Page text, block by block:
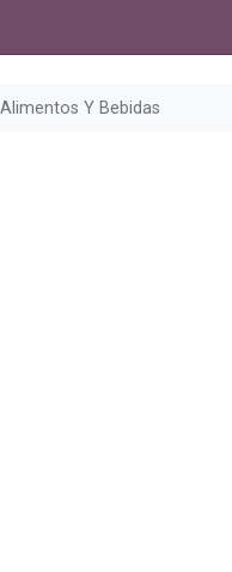
Alimentos Y Bebidas